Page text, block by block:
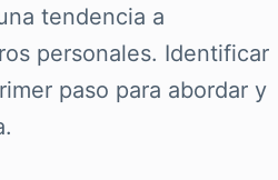
tendencia a
personales. Identificar
paso para abordar y